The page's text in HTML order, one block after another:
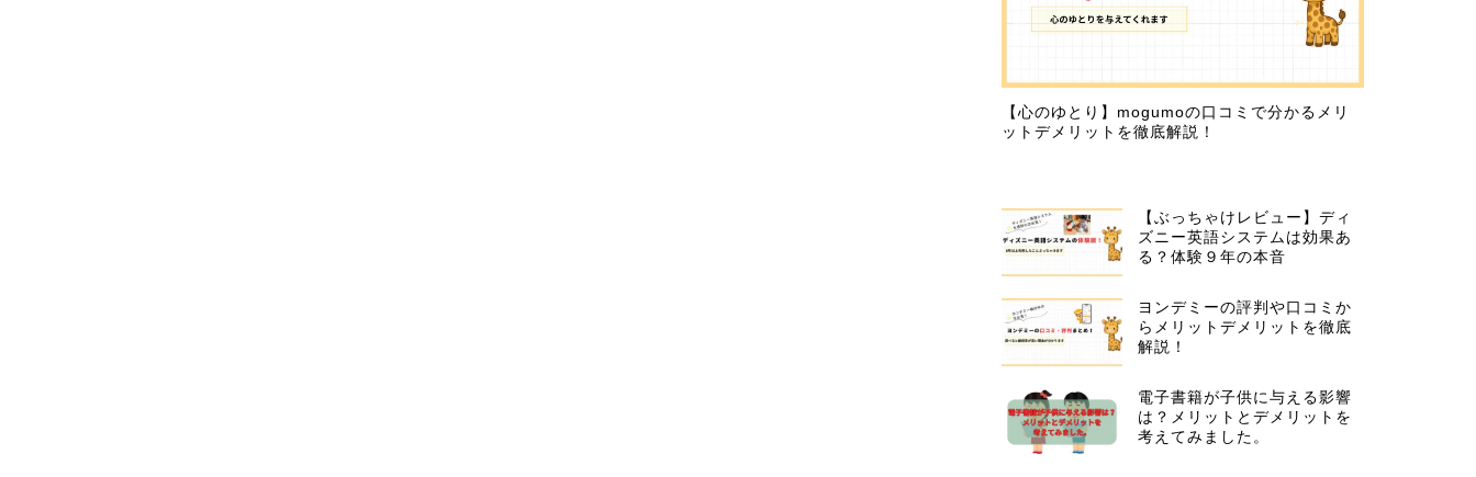
【心のゆとり】mogumoの口コミで分かるメリ
ットデメリットを徹底解説！
【ぶっちゃけレビュー】ディ
ズニー英語システムは効果あ
る？体験９年の本音
ヨンデミーの評判や口コミか
らメリットデメリットを徹底
解説！
電子書籍が子供に与える影響
は？メリットとデメリットを
考えてみました。